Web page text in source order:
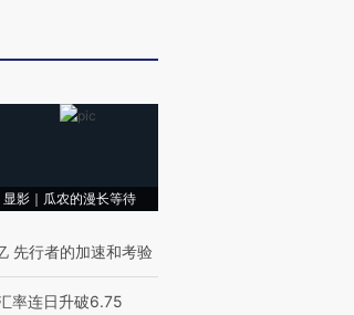
显影｜瓜农的漫长等待
先行者的加速和考验
率连日升破6.75